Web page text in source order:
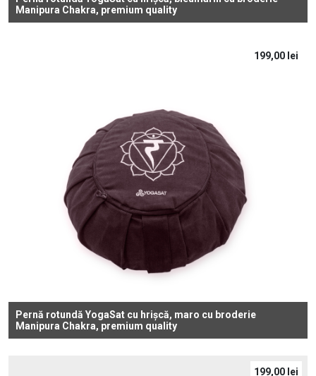
Manipura Chakra, premium quality
Pernă rotundă YogaSat cu hrișcă, maro cu broderie
Manipura Chakra, premium quality
199,00 lei
199,00 lei